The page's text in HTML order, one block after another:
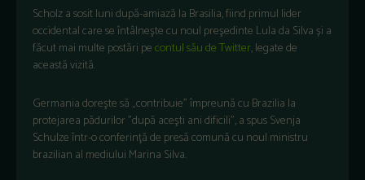
Scholz a sosit luni după-amiază la Brasilia, fiind primul lider
occidental care se întâlneşte cu noul preşedinte Lula da Silva și a
făcut mai multe postări pecontul său de Twitter, legate de
această vizită.
Germania doreşte să „contribuie” împreună cu Brazilia la
protejarea pădurilor ”după aceşti ani dificili”, a spus Svenja
Schulze într-o conferinţă de presă comună cu noul ministru
brazilian al mediului Marina Silva.